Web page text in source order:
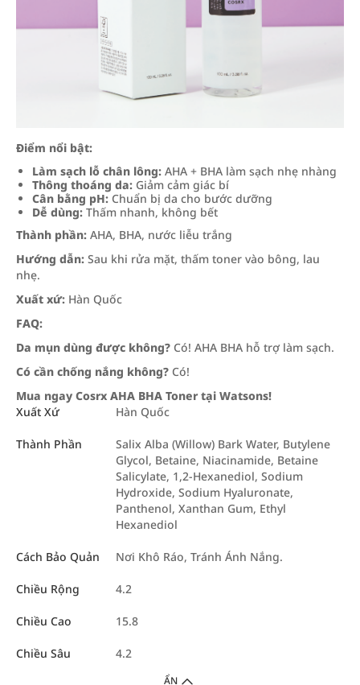
Điểm nổi bật:
Làm sạch lỗ chân lông: AHA + BHA làm sạch nhẹ nhàng
Thông thoáng da: Giảm cảm giác bí
Cân bằng pH: Chuẩn bị da cho bước dưỡng
Dễ dùng: Thấm nhanh, không bết
Thành phần: AHA, BHA, nước liễu trắng
Hướng dẫn: Sau khi rửa mặt, thấm toner vào bông, lau
nhẹ.
Xuất xứ: Hàn Quốc
FAQ:
Da mụn dùng được không? Có! AHA BHA hỗ trợ làm sạch.
Có cần chống nắng không? Có!
Mua ngay Cosrx AHA BHA Toner tại Watsons!
Xuất Xứ
Hàn Quốc
Thành Phần
Salix Alba (Willow) Bark Water, Butylene
Glycol, Betaine, Niacinamide, Betaine
Salicylate, 1,2-Hexanediol, Sodium
Hydroxide, Sodium Hyaluronate,
Panthenol, Xanthan Gum, Ethyl
Hexanediol
Cách Bảo Quản Nơi Khô Ráo, Tránh Ánh Nắng.
Chiều Rộng 4.2
Chiều Cao 15.8
Chiều Sâu 4.2
ẨN